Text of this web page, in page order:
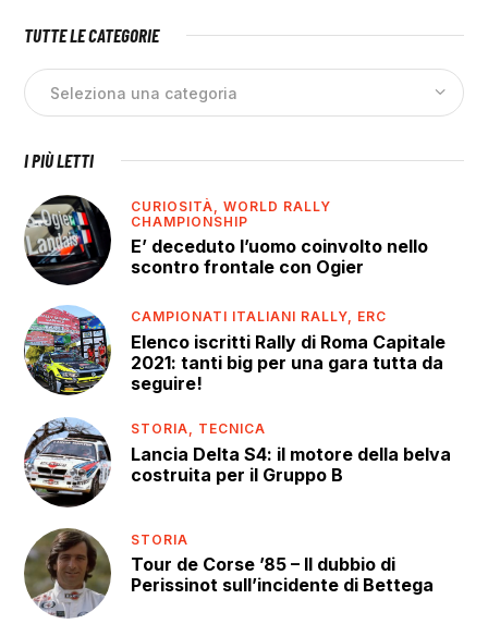
TUTTE LE CATEGORIE
I PIÙ LETTI
CURIOSITÀ,WORLD RALLY
CHAMPIONSHIP
E’ deceduto l’uomo coinvolto nello
scontro frontale con Ogier
CAMPIONATI ITALIANI RALLY, ERC
Elenco iscritti Rally di Roma Capitale
2021: tanti big per una gara tutta da
seguire!
STORIA, TECNICA
Lancia Delta S4: il motore della belva
costruita per il Gruppo B
STORIA
Tour de Corse ’85 – Il dubbio di
Perissinot sull’incidente di Bettega